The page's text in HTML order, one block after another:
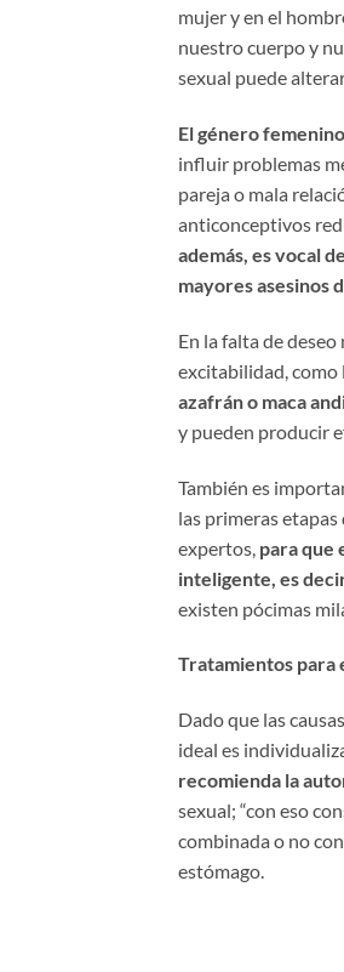
mujer y en el
nuestro cuerpo y
sexual puede
El género
influir problemas
pareja o mala
anticonceptivos
además, es vocal
mayores asesinos
En la falta de
excitabilidad, como
azafrán o maca
y pueden producir
También es
las primeras
expertos, para que
inteligente, es
existen pócimas
Tratamientos para
Dado que las
ideal es
recomienda la
sexual; “con eso
combinada o no
estómago.